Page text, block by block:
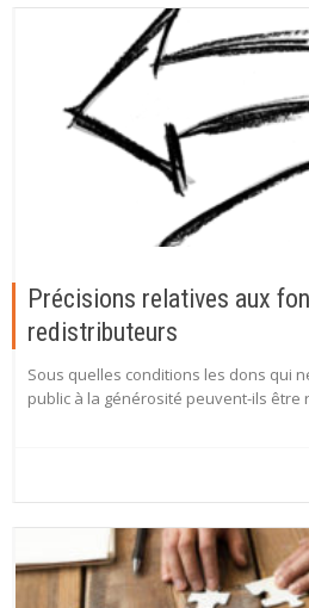
Précisions relatives aux
redistributeurs
Sous quelles conditions les dons qui
public à la générosité peuvent-ils être